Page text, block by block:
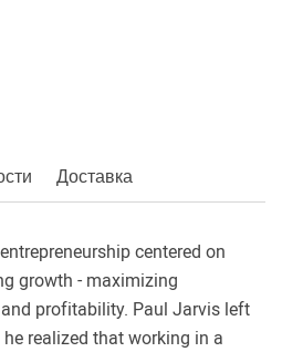
Доставка
centered on
growth - maximizing
profitability. Paul Jarvis left
realized that working in a